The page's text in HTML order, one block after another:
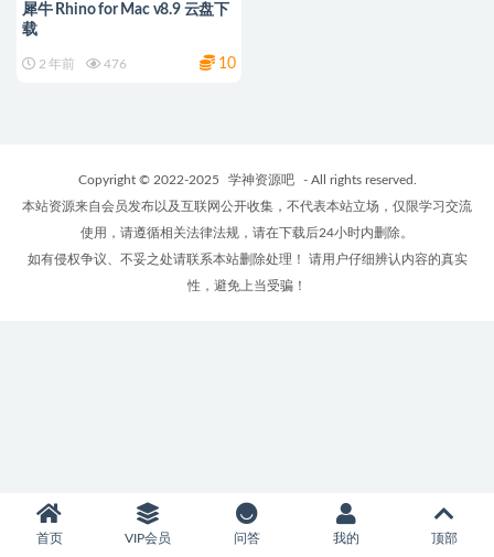
犀牛 Rhino for Mac v8.9 云盘下
载
2 年前 476 10
Copyright © 2022-2025 学神资源吧
- All rights reserved.
本站资源来自会员发布以及互联网公开收集，不代表本站立场，仅限学习交流
使用，请遵循相关法律法规，请在下载后24小时内删除。
如有侵权争议、不妥之处请联系本站删除处理！ 请用户仔细辨认内容的真实
性，避免上当受骗！
首页 VIP会员 问答 我的 顶部